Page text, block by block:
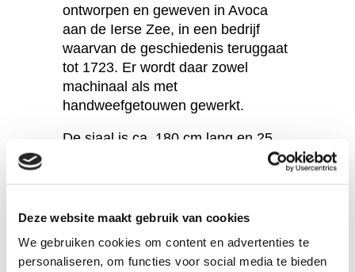
Deze website maakt gebruik van cookies
We gebruiken cookies om content en advertenties te
personaliseren, om functies voor social media te bieden
ontworpen en geweven in Avoca
aan de Ierse Zee, in een bedrijf
waarvan de geschiedenis teruggaat
tot 1723. Er wordt daar zowel
machinaal als met
handweefgetouwen gewerkt.
De sjaal is ca. 180 cm lang en 25
cm breed. Merinowol is bekend als